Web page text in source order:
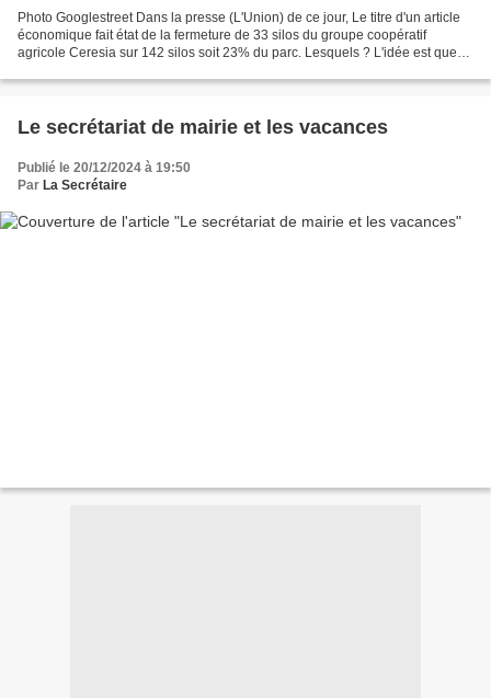
Photo Googlestreet Dans la presse (L'Union) de ce jour, Le titre d'un article
économique fait état de la fermeture de 33 silos du groupe coopératif
agricole Ceresia sur 142 silos soit 23% du parc. Lesquels ? L'idée est que
Le secrétariat de mairie et les vacances
Publié le 20/12/2024 à 19:50
Par La Secrétaire